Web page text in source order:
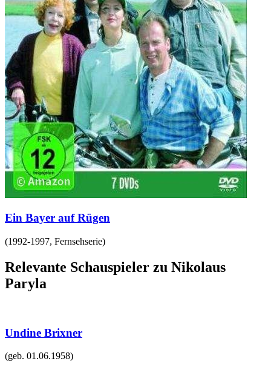
Ein Bayer auf Rügen
(1992-1997, Fernsehserie)
Relevante Schauspieler zu Nikolaus
Paryla
Undine Brixner
(geb. 01.06.1958)